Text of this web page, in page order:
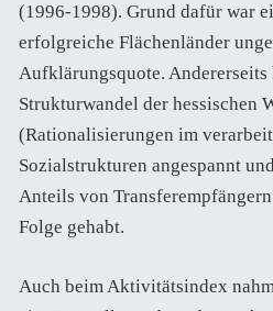
(1996-1998). Grund dafür war
erfolgreiche Flächenländer
Aufklärungsquote. Andererseits
Strukturwandel der hessischen
(Rationalisierungen im
Sozialstrukturen angespannt
Anteils von
Folge gehabt.
Auch beim Aktivitätsindex